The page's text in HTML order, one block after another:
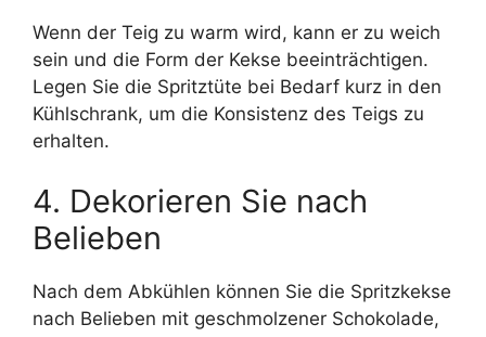
Wenn der Teig zu warm wird, kann er zu weich
sein und die Form der Kekse beeinträchtigen.
Legen Sie die Spritztüte bei Bedarf kurz in den
Kühlschrank, um die Konsistenz des Teigs zu
erhalten.
4. Dekorieren Sie nach
Belieben
Nach dem Abkühlen können Sie die Spritzkekse
nach Belieben mit geschmolzener Schokolade,